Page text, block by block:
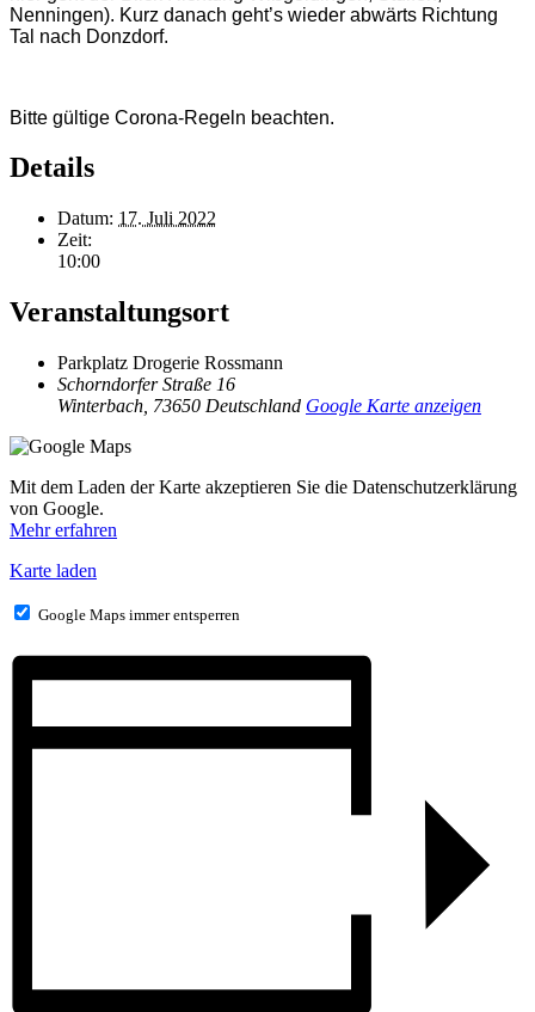
Nenningen). Kurz danach geht’s wieder abwärts Richtung
Tal nach Donzdorf.
Bitte gültige Corona-Regeln beachten.
Details
Datum: 17. Juli 2022
Zeit:
10:00
Veranstaltungsort
Parkplatz Drogerie Rossmann
Schorndorfer Straße 16
Winterbach 73650 Deutschland Google Karte anzeigen
Mit dem Laden der Karte akzeptieren Sie die Datenschutzerklärung
von Google.
Mehr erfahren
Karte laden
Google Maps immer entsperren